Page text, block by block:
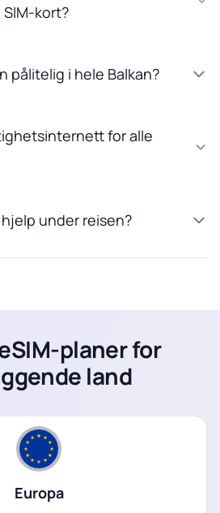
kort?
pålitelig i hele Balkan?
for alle
under reisen?
planer for
land
Europa